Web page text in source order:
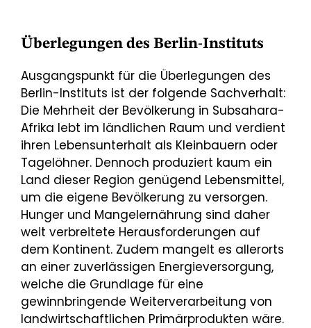
Überlegungen des Berlin-Instituts
Ausgangspunkt für die Überlegungen des
Berlin-Instituts ist der folgende Sachverhalt:
Die Mehrheit der Bevölkerung in Subsahara-
Afrika lebt im länd­lichen Raum und verdient
ihren Lebensunterhalt als Kleinbauern oder
Tage­löhner. Dennoch produziert kaum ein
Land dieser Region genügend Lebensmittel,
um die eigene Bevölkerung zu versorgen.
Hunger und Mangel­ernährung sind daher
weit verbreitete Herausforderungen auf
dem Kontinent. Zudem mangelt es allerorts
an einer zuverlässigen Energieversorgung,
welche die Grundlage für eine
gewinnbringende Weiterverarbeitung von
landwirtschaftlichen Primärprodukten wäre.